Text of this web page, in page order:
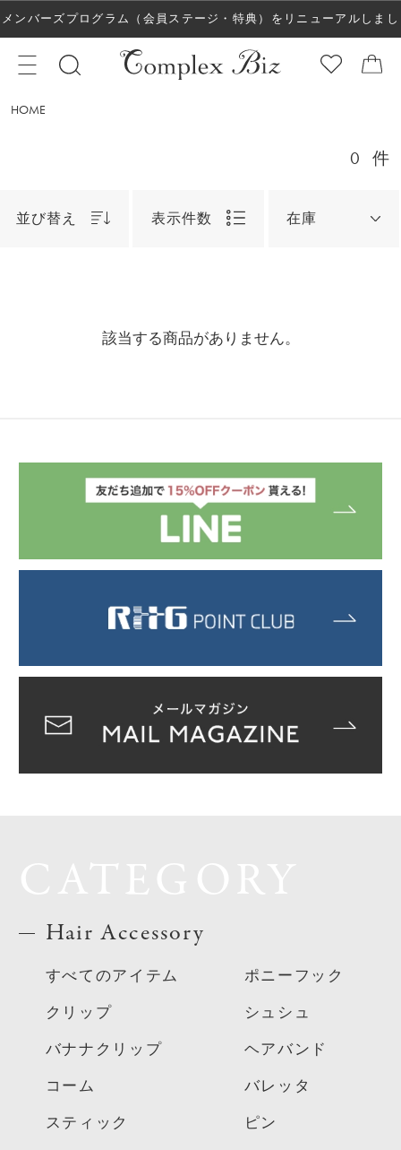
メンバーズプログラム（会員ステージ・特典）をリニューアルしまし
た！
HOME
0 件
並び替え 表示件数 在庫
該当する商品がありません。
Hair Accessory
すべてのアイテム
クリップ
バナナクリップ
コーム
スティック
ポニーフック
シュシュ
ヘアバンド
バレッタ
ピン